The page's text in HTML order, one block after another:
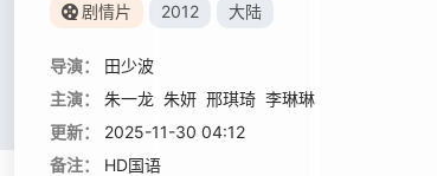
剧情片 2012 大陆
导演：
田少波
主演：
朱一龙 朱妍 邢琪琦 李琳琳
更新：
2025-11-30 04:12
备注：
HD国语